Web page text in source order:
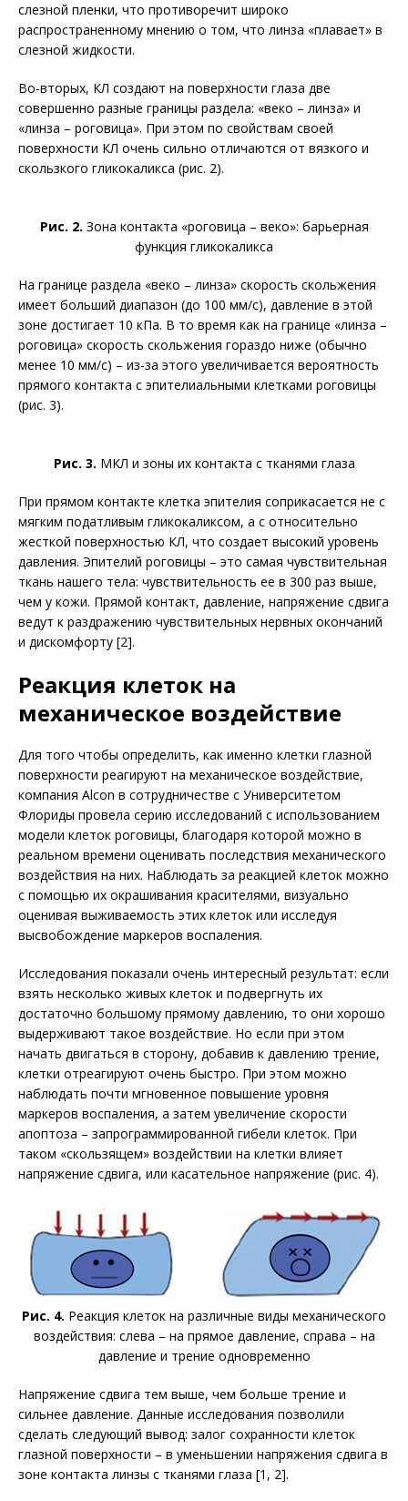
слезной пленки, что противоречит широко
распространенному мнению о том, что линза «плавает» в
слезной жидкости.
Во-вторых, КЛ создают на поверхности глаза две
совершенно разные границы раздела: «веко – линза» и
«линза – роговица». При этом по свойствам своей
поверхности КЛ очень сильно отличаются от вязкого и
скользкого гликокаликса (рис. 2).
Рис. 2. Зона контакта «роговица – веко»: барьерная
функция гликокаликса
На границе раздела «веко – линза» скорость скольжения
имеет больший диапазон (до 100 мм/с), давление в этой
зоне достигает 10 кПа. В то время как на границе «линза –
роговица» скорость скольжения гораз­до ниже (обычно
менее 10 мм/с) – из-за этого увеличивается вероятность
прямого контакта с эпителиальными клетками роговицы
(рис. 3).
Рис. 3. МКЛ и зоны их контакта с тканями глаза
При прямом контакте клетка эпителия соприкасается не с
мягким податливым гликокаликсом, а с относительно
жесткой поверхностью КЛ, что создает высокий уровень
давления. Эпителий роговицы – это самая чувствительная
ткань нашего тела: чувствительность ее в 300 раз выше,
чем у кожи. Прямой контакт, давление, напряжение сдвига
ведут к раздражению чувствительных нервных окончаний
и дискомфорту [2].
Реакция клеток на
механическое воздействие
Для того чтобы определить, как именно клетки глазной
поверхности реагируют на механическое воздействие,
компания Alcon в сотрудничестве с Университетом
Флориды провела серию исследований с использованием
модели клеток роговицы, благодаря которой можно в
реальном времени оценивать последствия механического
воздействия на них. Наблюдать за реакцией клеток можно
с помощью их окрашивания красителями, визуально
оценивая выживаемость этих клеток или исследуя
высвобождение маркеров воспаления.
Исследования показали очень интересный результат: если
взять несколько живых клеток и подвергнуть их
достаточно большому прямому давлению, то они хорошо
выдерживают такое воздействие. Но если при этом
начать двигаться в сторону, добавив к давлению трение,
клетки отреагируют очень быстро. При этом можно
наблюдать почти мгновенное повышение уровня
маркеров воспаления, а затем увеличение скорости
апоптоза – запрограммированной гибели клеток. При
таком «скользящем» воздействии на клетки влияет
напряжение сдвига, или касательное напряжение (рис. 4).
Рис. 4. Реакция клеток на различные виды механического
воздействия: слева – на прямое давление, справа – на
давление и трение одно­временно
Напряжение сдвига тем выше, чем больше трение и
сильнее давление. Данные исследования позволили
сделать следующий вывод: залог сохранности клеток
глазной поверхности – в уменьшении напряжения сдвига в
зоне контакта линзы с тканями глаза [1, 2].